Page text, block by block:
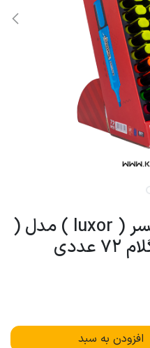
ماژیک علامت گذار لاکسر ( luxor ) مدل (
افزودن به سبد